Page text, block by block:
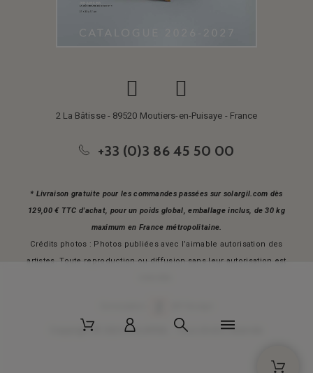
2 La Bâtisse - 89520 Moutiers-en-Puisaye - France
+33 (0)3 86 45 50 00
* Livraison gratuite pour les commandes passées sur solargil.com dès
129,00 € TTC d'achat, pour un poids global, emballage inclus, de 30 kg
maximum en France métropolitaine.
Crédits photos : Photos publiées avec l’aimable autorisation des
artistes. Toute reproduction ou diffusion sans leur autorisation est
Copyright © 2025 SOLARGIL - Tous droits réservés